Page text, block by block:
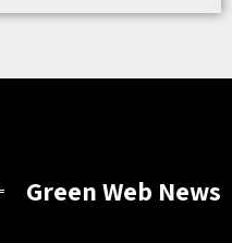
Green Web News